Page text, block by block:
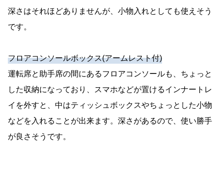
深さはそれほどありませんが、小物入れとしても使えそう
です。
フロアコンソールボックス(アームレスト付)
運転席と助手席の間にあるフロアコンソールも、ちょっと
した収納になっており、スマホなどが置けるインナートレ
イを外すと、中はティッシュボックスやちょっとした小物
などを入れることが出来ます。深さがあるので、使い勝手
が良さそうです。